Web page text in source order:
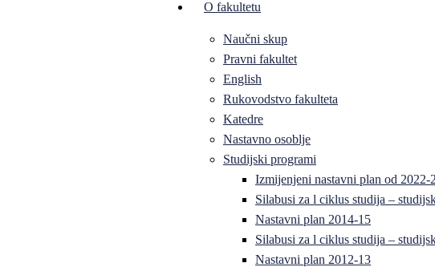
O fakultetu
Naučni skup
Pravni fakultet
English
Rukovodstvo fakulteta
Katedre
Nastavno osoblje
Studijski programi
Izmijenjeni nastavni plan od 2022-
Silabusi za l ciklus studija –
Nastavni plan 2014-15
Silabusi za l ciklus studija –
Nastavni plan 2012-13